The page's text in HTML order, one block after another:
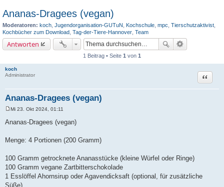
Ananas-Dragees (vegan)
Moderatoren: koch Jugendorganisation-GUTuN Kochschule mpc Tierschutzaktivist
Kochbücher zum Download Tag-der-Tiere-Hannover Team
Antworten
1 Beitrag • Seite 1 von 1
koch
Administrator
Ananas-Dragees (vegan)
Zitat
a
Mi 23. Okt 2024, 01:11
Ananas-Dragees (vegan)
Menge: 4 Portionen (200 Gramm)
100 Gramm getrocknete Ananasstücke (kleine Würfel oder Ringe)
100 Gramm vegane Zartbitterschokolade
1 Esslöffel Ahornsirup oder Agavendicksaft (optional, für zusätzliche
Süße)